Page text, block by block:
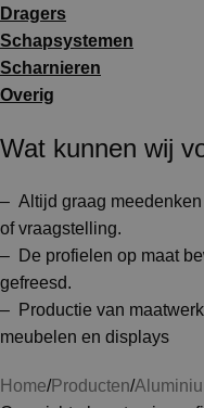
Dragers
Schapsystemen
Scharnieren
Overig
Wat kunnen wij
– Altijd graag
of vraagstelling.
– De profielen op maat
gefreesd.
– Productie van
meubelen en displays
Home Producten